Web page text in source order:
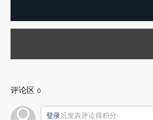
评论区 0
登录后发表评论得积分